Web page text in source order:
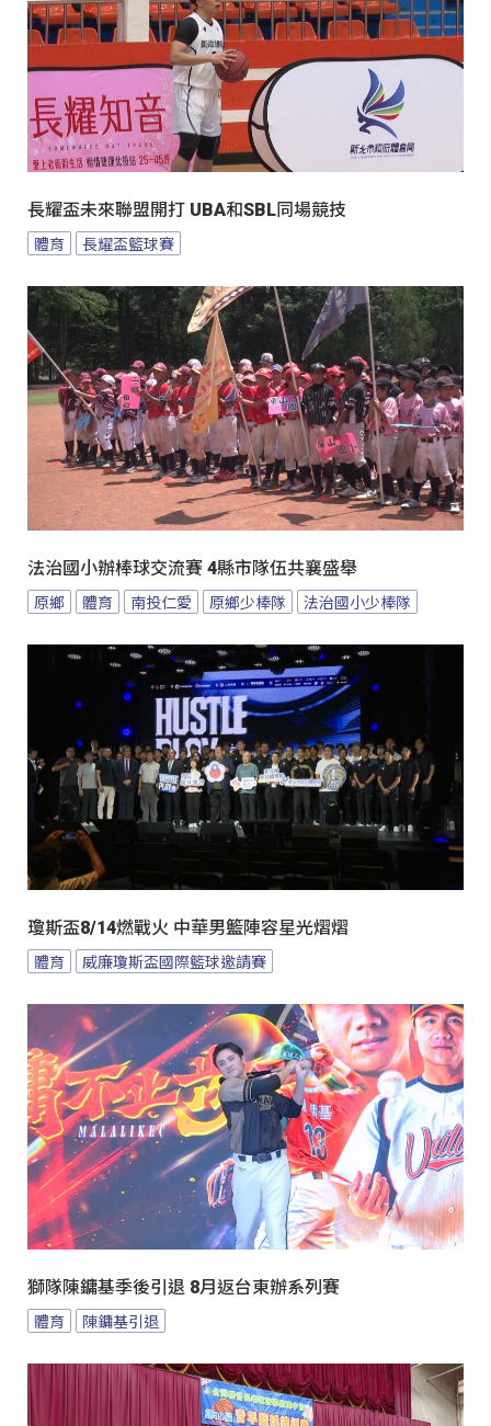
長耀盃未來聯盟開打 UBA和SBL同場競技
體育 長耀盃籃球賽
法治國小辦棒球交流賽 4縣市隊伍共襄盛舉
原鄉 體育 南投仁愛 原鄉少棒隊 法治國小少棒隊
瓊斯盃8/14燃戰火 中華男籃陣容星光熠熠
體育 威廉瓊斯盃國際籃球邀請賽
獅隊陳鏞基季後引退 8月返台東辦系列賽
體育 陳鏞基引退